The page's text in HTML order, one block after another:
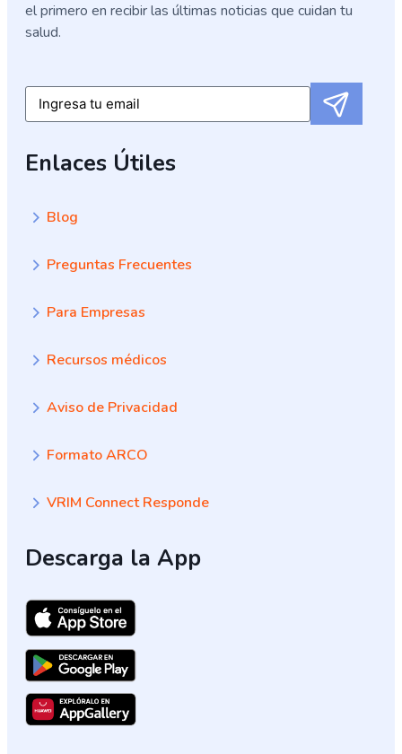
el primero en recibir las últimas noticias que cuidan tu
salud.
Email Submit
Enlaces Útiles
Blog
Preguntas Frecuentes
Para Empresas
Recursos médicos
Aviso de Privacidad
Formato ARCO
VRIM Connect Responde
Descarga la App